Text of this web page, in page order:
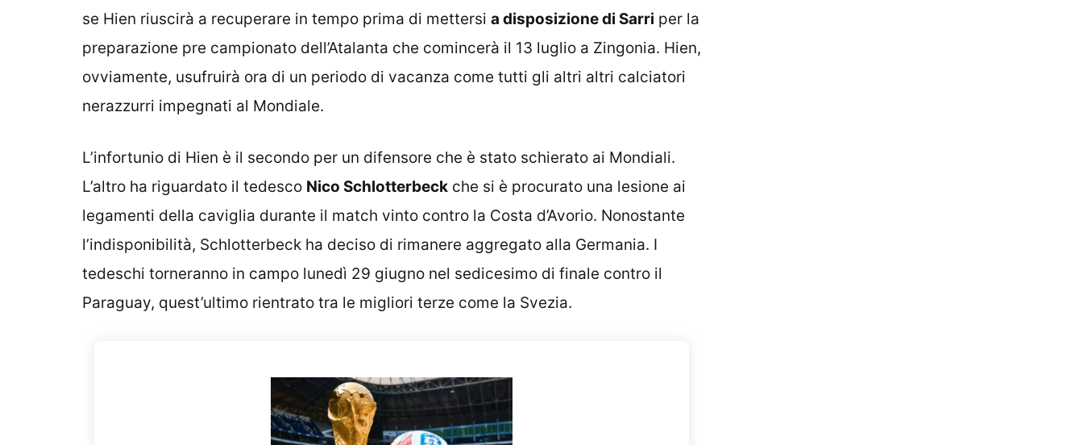
se Hien riuscirà a recuperare in tempo prima di mettersi a disposizione di Sarri per la
preparazione pre campionato dell’Atalanta che comincerà il 13 luglio a Zingonia. Hien,
ovviamente, usufruirà ora di un periodo di vacanza come tutti gli altri altri calciatori
nerazzurri impegnati al Mondiale.
L’infortunio di Hien è il secondo per un difensore che è stato schierato ai Mondiali.
L’altro ha riguardato il tedesco Nico Schlotterbeck che si è procurato una lesione ai
legamenti della caviglia durante il match vinto contro la Costa d’Avorio. Nonostante
l’indisponibilità, Schlotterbeck ha deciso di rimanere aggregato alla Germania. I
tedeschi torneranno in campo lunedì 29 giugno nel sedicesimo di finale contro il
Paraguay, quest’ultimo rientrato tra le migliori terze come la Svezia.